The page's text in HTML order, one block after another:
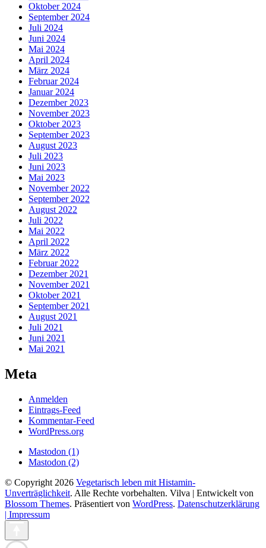
Oktober 2024
September 2024
Juli 2024
Juni 2024
Mai 2024
April 2024
März 2024
Februar 2024
Januar 2024
Dezember 2023
November 2023
Oktober 2023
September 2023
August 2023
Juli 2023
Juni 2023
Mai 2023
November 2022
September 2022
August 2022
Juli 2022
Mai 2022
April 2022
März 2022
Februar 2022
Dezember 2021
November 2021
Oktober 2021
September 2021
August 2021
Juli 2021
Juni 2021
Mai 2021
Meta
Anmelden
Eintrags-Feed
Kommentar-Feed
WordPress.org
Mastodon (1)
Mastodon (2)
© Copyright 2026 Vegetarisch leben mit Histamin-
Unverträglichkeit. Alle Rechte vorbehalten. Vilva | Entwickelt von
Blossom Themes. Präsentiert von WordPress. Datenschutzerklärung
| Impressum